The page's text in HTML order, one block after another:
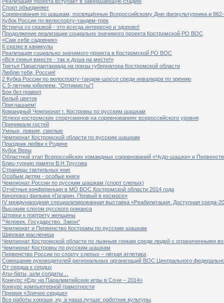
Спорт объединяет
Соревнования по шашкам, посвящённые Всероссийскому Дню физкультурника и
Кубок России по велоспорту-тандем-трек
Встреча со сказкой - это всегда интересно и здорово!
Продолжение реализации социально значимого проекта Костромской РО ВОС
«Сам себе садовник»
К сказке в каникулы
Реализация социально значимого проекта в Костромской РО ВОС
«Вся семья вместе - так и душа на месте!»
Третья Параспартакиада на призы губернатора Костромской области
Люблю тебя, Россия!
2 Кубка России по велоспорту-тандем-шоссе среди инвалидов по зрению
С 5-летним юбилеем, "Оптимисты"!
Бои без правил
Белый цветок
Приглашаем!
Командный Чемпионат г. Костромы по русским шашкам
Успехи костромских спортсменов на соревнованиях всероссийского уровня
Принимали гостей
Умные, ловкие, смелые
Чемпионат Костромской области по русским шашкам
Праздник любви к Родине
Кубок Веры
Областной этап Всероссийских командных соревнований «Чудо-шашки» и
Блиц-турнир памяти В.Н.Трусова
Страницы тактильных книг
Особым детям - особые книги
Чемпионат России по русским шашкам (спорт слепых)
Отчётные конференции в МО ВОС Костромской области 2014 года
Кинопоказ фильма «Гагарин. Первый в космосе»
IV международная специализированная выставка «Реабилитация. Доступная среда-
Высоким слогом русского романса
Штрихи к портрету женщины
"Человек. Государство. Закон"
Чемпионат и Первенство Костромы по русским шашкам
Широкая масленица
Чемпионат Костромской области по лыжным гонкам среди людей с ограниченными
Чемпионат Костромы по русским шашкам
Первенство России по спорту слепых – лёгкая атлетика
Совещание руководителей региональных организаций ВОС Центрального
От сердца к сердцу
Аты-баты, шли солдаты…
Конкурс «Еду на Паралимпийские игры в Сочи – 2014»
Конкурс компьютерной грамотности
Премия «Зрячее сердце»
Все работы хороши, ну, а наша лучше: работник культуры